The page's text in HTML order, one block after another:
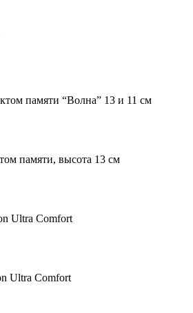
памяти “Волна” 13 и 11 см
памяти, высота 13 см
Ultra Comfort
Ultra Comfort